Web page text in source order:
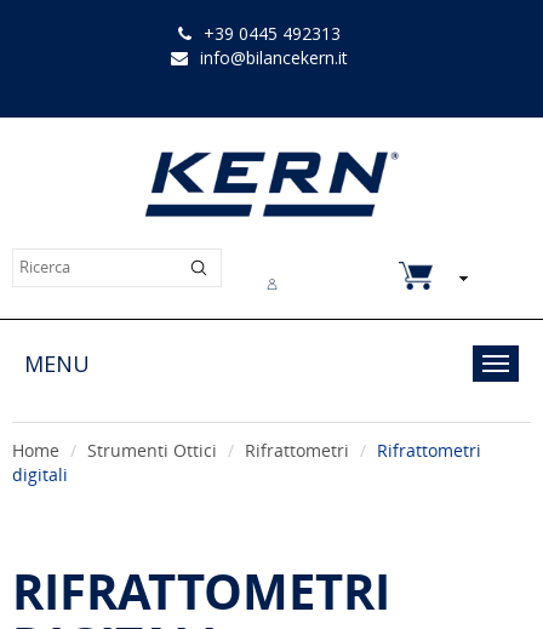
+39 0445 492313
info@bilancekern.it
MENU
Home Strumenti Ottici Rifrattometri
Rifrattometri
digitali
RIFRATTOMETRI